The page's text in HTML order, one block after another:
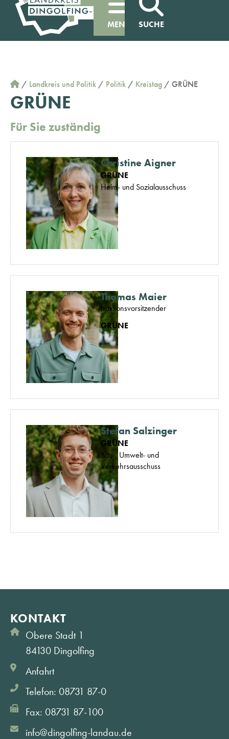
MENÜ SUCHE
/ Landkreis und Politik / Politik / Kreistag / GRÜNE
GRÜNE
Für Sie zuständig
Christine Aigner
GRÜNE
Heim- und Sozialausschuss
Thomas Maier
fraktionsvorsitzender
GRÜNE
Stefan Salzinger
GRÜNE
Bau-, Umwelt- und
Verkehrsausschuss
KONTAKT
Obere Stadt 1
84130 Dingolfing
Anfahrt
Telefon: 08731 87-0
Fax: 08731 87-100
info@dingolfing-landau.de